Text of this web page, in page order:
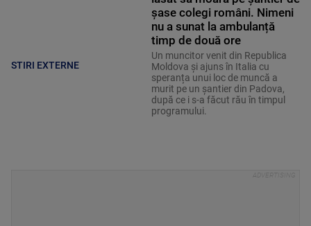
STIRI EXTERNE
șase colegi români. Nimeni
nu a sunat la ambulanță
timp de două ore
Un muncitor venit din Republica
Moldova și ajuns în Italia cu
speranța unui loc de muncă a
murit pe un șantier din Padova,
după ce i s-a făcut rău în timpul
programului.